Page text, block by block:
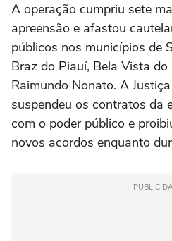
A operação cumpriu sete
apreensão e afastou
públicos nos municípios de
Braz do Piauí, Bela Vista
Raimundo Nonato. A
suspendeu os contratos da
com o poder público e
novos acordos enquanto